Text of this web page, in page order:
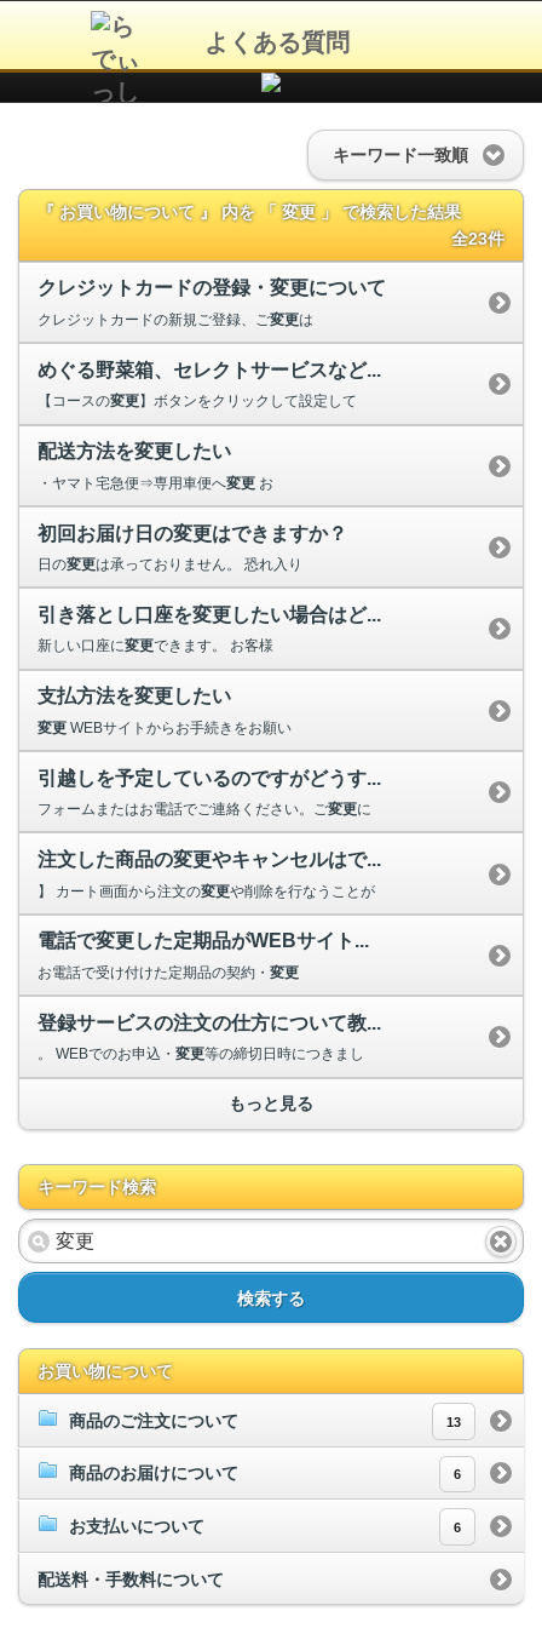
よくある質問
キーワード一致順
『 お買い物について 』 内を 「 変更 」 で検索した結果
全23件
クレジットカードの登録・変更について
クレジットカードの新規ご登録、ご変更は
めぐる野菜箱、セレクトサービスなど...
【コースの変更】ボタンをクリックして設定して
配送方法を変更したい
・ヤマト宅急便⇒専用車便へ変更 お
初回お届け日の変更はできますか？
日の変更は承っておりません。 恐れ入り
引き落とし口座を変更したい場合はど...
新しい口座に変更できます。 お客様
支払方法を変更したい
変更 WEBサイトからお手続きをお願い
引越しを予定しているのですがどうす...
フォームまたはお電話でご連絡ください。ご変更に
注文した商品の変更やキャンセルはで...
】 カート画面から注文の変更や削除を行なうことが
電話で変更した定期品がWEBサイト...
お電話で受け付けた定期品の契約・ 変更
登録サービスの注文の仕方について教...
。 WEBでのお申込・ 変更等の締切日時につきまし
もっと見る
キーワード検索
検索する
お買い物について
商品のご注文について 13
商品のお届けについて 6
お支払いについて 6
配送料・手数料について